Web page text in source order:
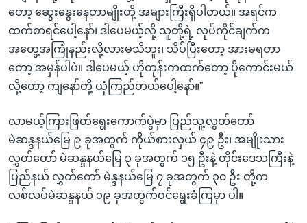
တော့ ဆွေးနွေးနေတာမျိုးတို့ အများကြီးရှိပါတယ်။ အရင်က
ထက်စာရင်ပေါ့နော်၊ ဒါပေမယ့်လို့ သူတို့ရဲ့ လုပ်ကိုင်ချက်က
အတွေ့အကြုံနည်းလို့လားမသိဘူး၊ သိပ်ပြီးတော့ အားမရတာ
တော့ အမှန်ပါပဲ။ ဒါပေမယ့် ဟိုတုန်းကထက်တော့ ပိုကောင်းမယ်
လို့တော့ ကျနော်တို့ ယုံကြည်တယ်ပေါ့နော်။”
လာမယ့်ကြားဖြတ်ရွေးကောက်ပွဲမှာ ပြည်သူ့လွှတ်တော်
မဲဆန္ဒနယ်မြေ ၉ ခုအတွက် ကိုယ်စားလှယ် ၄၉ ဦး၊ အမျိုးသား
လွှတ်တော် မဲဆန္ဒနယ်မြေ ၃ ခုအတွက် ၁၅ ဦးနဲ့ တိုင်းဒေသကြီးနဲ့
ပြည်နယ် လွှတ်တော် မဲန္ဒနယ်မြေ ၇ ခုအတွက် ၃၀ ဦး တို့က
လစ်လပ်မဲဆန္ဒနယ် ၁၉ ခုအတွက်ဝင်ရွေးခံကြမှာ ပါ။